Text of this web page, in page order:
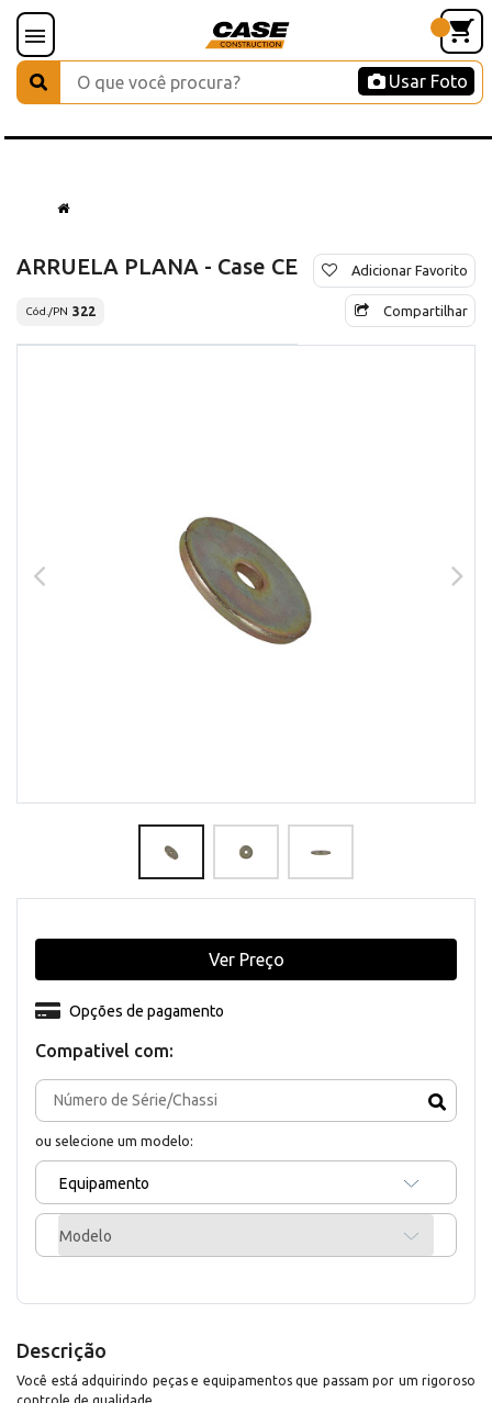
Usar Foto
ARRUELA PLANA - Case CE
Cód./PN 322
Adicionar Favorito
Compartilhar
Compativel com:
ou selecione um modelo:
Equipamento
Modelo
Opções de pagamento
Ver Preço
Descrição
Você está adquirindo peças e equipamentos que passam por um rigoroso
controle de qualidade.